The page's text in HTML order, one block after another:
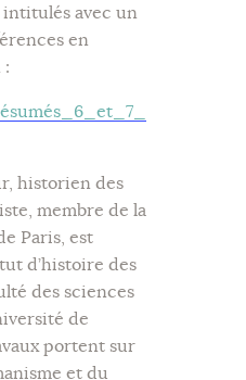
intitulés avec un
en
:
historien des
membre de la
Paris, est
d’histoire des
des sciences
de
portent sur
et du